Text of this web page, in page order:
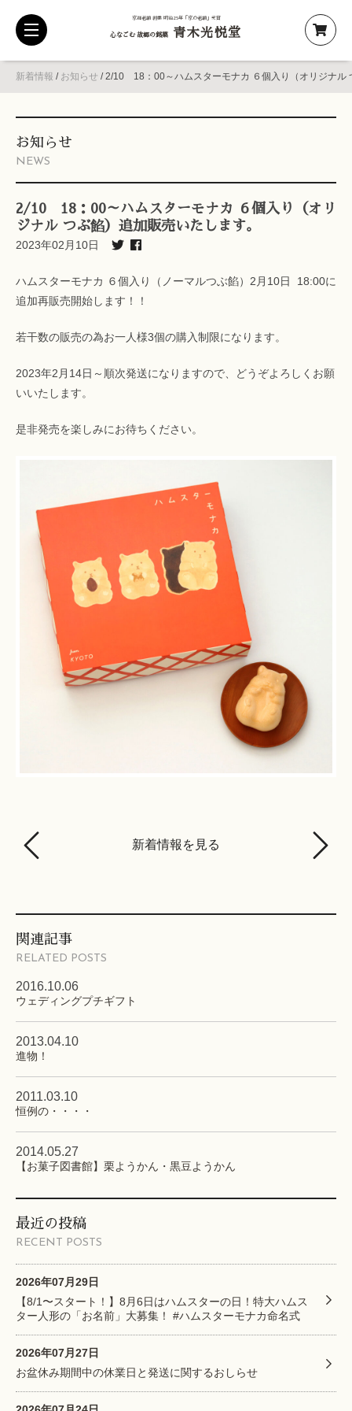
京都老舗 創業 明治25年「京の老舗」受賞
心なごむ 故郷の銘菓 青木光悦堂
toggle
navigation
新着情報 / お知らせ /2/10 18：00～ハムスターモナカ ６個入り（オリジナル
最近の投稿
RECENT POSTS
2026年07月29日
【8/1〜スタート！】8月6日はハムスターの日！特大ハムス
ター人形の「お名前」大募集！ #ハムスターモナカ命名式
2026年07月27日
お盆休み期間中の休業日と発送に関するおしらせ
お知らせ
NEWS
2/10 18：00～ハムスターモナカ ６個入り（オリ
ジナル つぶ餡）追加販売いたします。
2023年02月10日
ハムスターモナカ ６個入り（ノーマルつぶ餡）2月10日 18:00に
追加再販売開始します！！
若干数の販売の為お一人様3個の購入制限になります。
2023年2月14日～順次発送になりますので、どうぞよろしくお願
いいたします。
是非発売を楽しみにお待ちください。
新着情報を見る
関連記事
RELATED POSTS
2016.10.06
ウェディングプチギフト
2013.04.10
進物！
2011.03.10
恒例の・・・・
2014.05.27
【お菓子図書館】栗ようかん・黒豆ようかん